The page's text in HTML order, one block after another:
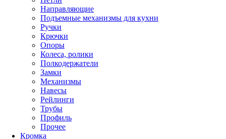
Направляющие
Подъемные механизмы для кухни
Ручки
Крючки
Опоры
Колеса, ролики
Полкодержатели
Замки
Механизмы
Навесы
Рейлинги
Трубы
Профиль
Прочее
Кромка